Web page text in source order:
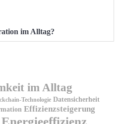
im Alltag?
im Alltag
Technologie Datensicherheit
Effizienzsteigerung